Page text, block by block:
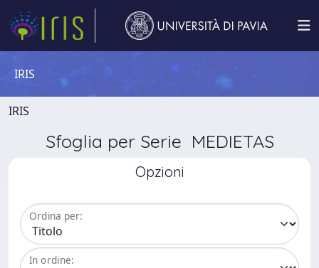
IRIS
IRIS
Sfoglia per Serie MEDIETAS
Opzioni
Ordina per:
In ordine: